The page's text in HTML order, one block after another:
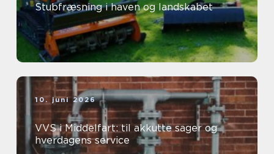
Stubfræsning i haven og landskabet
10. juni 2026
VVS i Middelfart: til akkutte sager og
hverdagens service